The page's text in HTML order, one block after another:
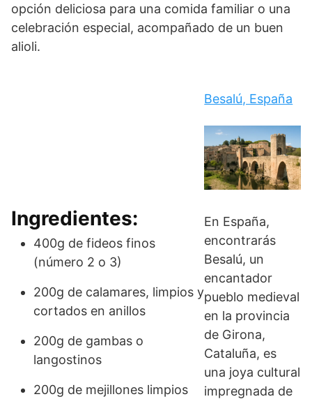
opción deliciosa para una comida familiar o una
celebración especial, acompañado de un buen
alioli.
Ingredientes:
400g de fideos finos
(número 2 o 3)
200g de calamares, limpios y
cortados en anillos
200g de gambas o
langostinos
200g de mejillones limpios
Besalú, España
En España,
encontrarás
Besalú, un
encantador
pueblo medieval
en la provincia
de Girona,
Cataluña, es
una joya cultural
impregnada de